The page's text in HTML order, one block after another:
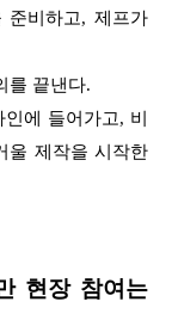
준비하고, 제프가
를 끝낸다.
에 들어가고, 비
울 제작을 시작한
현장 참여는